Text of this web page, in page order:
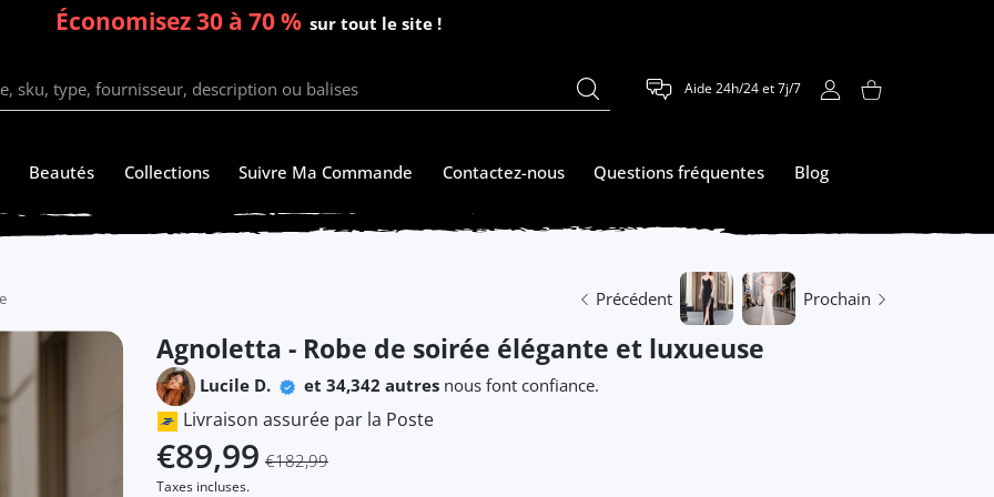
Économisez 30 à 70 % sur tout le site !
Aide 24h/24 et 7j/7 COMPTE D'UTILISATEUR
Panier
Beautés Collections Suivre Ma Commande Contactez-nous Questions fréquentes Blog
Précédent Prochain
Agnoletta - Robe de soirée élégante et luxueuse
Lucile D. et 34,342 autresnous font confiance.
Livraison assurée par la Poste
€89,99 €182,99
Taxes incluses.